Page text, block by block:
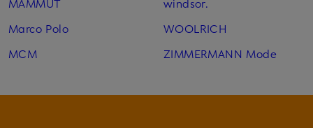
Marco Polo
MCM
WOOLRICH
ZIMMERMANN Mode